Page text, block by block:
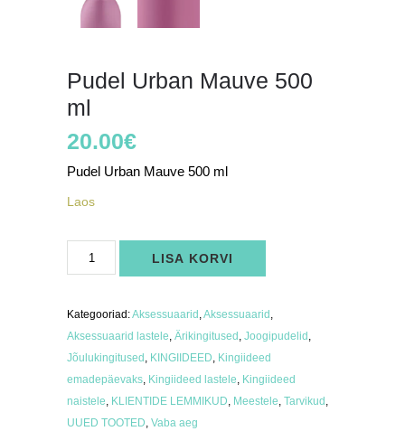
Pudel Urban Mauve 500
ml
20.00€
Pudel Urban Mauve 500 ml
Laos
Urban
Mauve
kogus
LISA KORVI
Kategooriad:Aksessuaarid ,Aksessuaarid ,
Aksessuaarid lastele, Ärikingitused , Joogipudelid ,
Jõulukingitused , KINGIIDEED, Kingiideed
emadepäevaks, Kingiideed lastele, Kingiideed
naistele, KLIENTIDE LEMMIKUD, Meestele, Tarvikud ,
UUED TOOTED, Vaba aeg